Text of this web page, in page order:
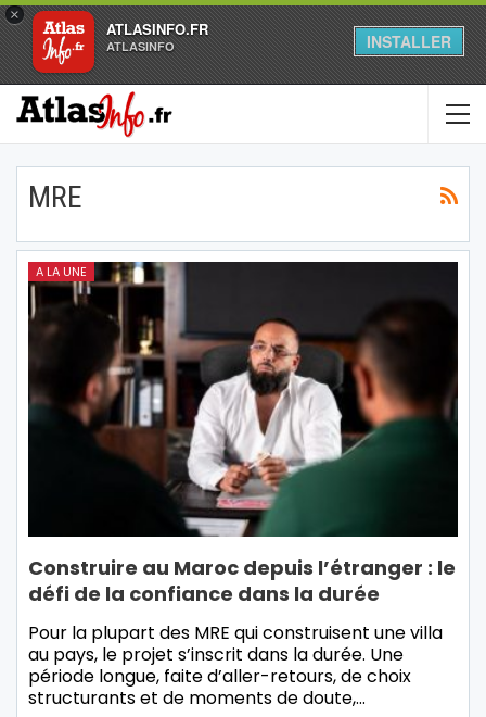
×
ATLASINFO.FR
ATLASINFO INSTALLER
MRE
A LA UNE
Construire au Maroc depuis l’étranger : le
défi de la confiance dans la durée
Pour la plupart des MRE qui construisent une villa
au pays, le projet s’inscrit dans la durée. Une
période longue, faite d’aller-retours, de choix
structurants et de moments de doute,…